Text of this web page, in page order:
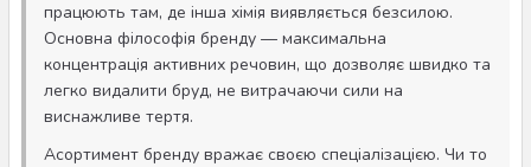
працюють там, де інша хімія виявляється безсилою.
Основна філософія бренду — максимальна
концентрація активних речовин, що дозволяє швидко та
легко видалити бруд, не витрачаючи сили на
виснажливе тертя.
Асортимент бренду вражає своєю спеціалізацією. Чи то